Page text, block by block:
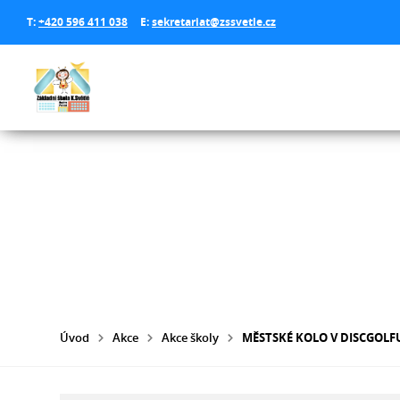
T:+420 596 411 038 E:sekretariat@zssvetle.cz
Úvod Akce Akce školy MĚSTSKÉ KOLO V